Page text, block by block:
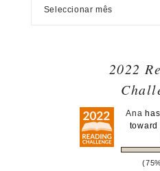
2022
Ana